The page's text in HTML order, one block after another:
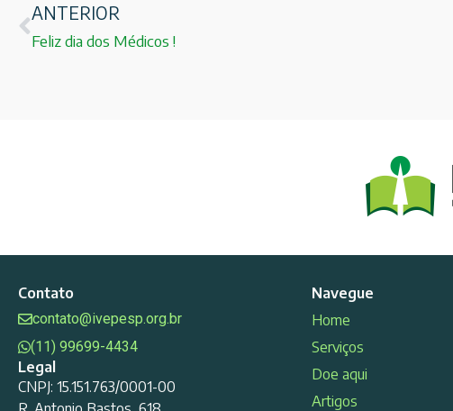
ANTERIOR
Feliz dia dos Médicos !
Contato
contato@ivepesp.org.br
(11) 99699-4434
Legal
CNPJ: 15.151.763/0001-00
Navegue
Home
Serviços
Doe aqui
Artigos